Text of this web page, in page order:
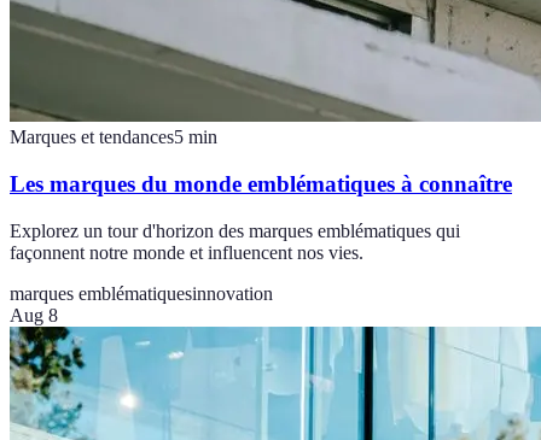
Marques et tendances5 min
Les marques du monde emblématiques à connaître
Explorez un tour d'horizon des marques emblématiques qui
façonnent notre monde et influencent nos vies.
marques emblématiquesinnovation
Aug 8